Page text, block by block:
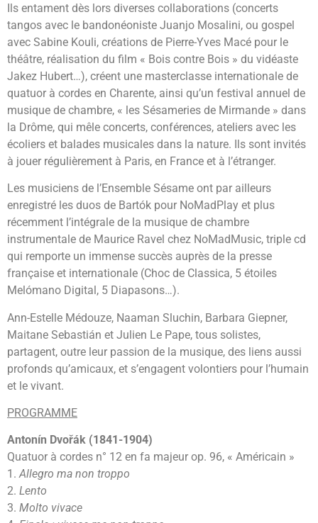
Ils entament dès lors diverses collaborations (concerts
tangos avec le bandonéoniste Juanjo Mosalini, ou gospel
avec Sabine Kouli, créations de Pierre-Yves Macé pour le
théâtre, réalisation du film « Bois contre Bois » du vidéaste
Jakez Hubert…), créent une masterclasse internationale de
quatuor à cordes en Charente, ainsi qu’un festival annuel de
musique de chambre, « les Sésameries de Mirmande » dans
la Drôme, qui mêle concerts, conférences, ateliers avec les
écoliers et balades musicales dans la nature. Ils sont invités
à jouer régulièrement à Paris, en France et à l’étranger.
Les musiciens de l’Ensemble Sésame ont par ailleurs
enregistré les duos de Bartók pour NoMadPlay et plus
récemment l’intégrale de la musique de chambre
instrumentale de Maurice Ravel chez NoMadMusic, triple cd
qui remporte un immense succès auprès de la presse
française et internationale (Choc de Classica, 5 étoiles
Melómano Digital, 5 Diapasons…).
Ann-Estelle Médouze, Naaman Sluchin, Barbara Giepner,
Maitane Sebastián et Julien Le Pape, tous solistes,
partagent, outre leur passion de la musique, des liens aussi
profonds qu’amicaux, et s’engagent volontiers pour l’humain
et le vivant.
PROGRAMME
Antonín Dvořák (1841-1904)
Quatuor à cordes n° 12 en fa majeur op. 96, « Américain »
1.Allegro ma non troppo
2. Lento
3. Molto vivace